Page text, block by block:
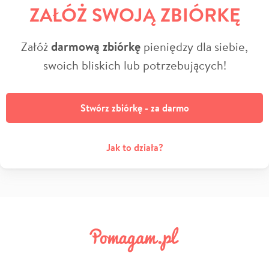
ZAŁÓŻ SWOJĄ ZBIÓRKĘ
Załóżdarmową zbiórkę pieniędzy dla siebie,
swoich bliskich lub potrzebujących!
Stwórz zbiórkę - za darmo
Jak to działa?